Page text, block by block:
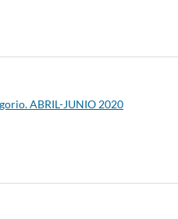
ABRIL-JUNIO 2020